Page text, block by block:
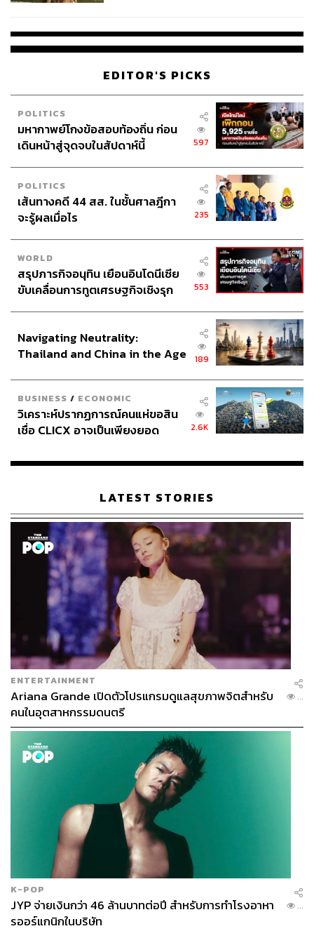
EDITOR'S PICKS
POLITICS
มหากาพย์โกงข้อสอบท้องถิ่น ก่อน
เดินหน้าสู่จุดจบในสัปดาห์นี้
597
POLITICS
เส้นทางคดี 44 สส. ในชั้นศาลฎีกา
จะรู้ผลเมื่อไร
235
WORLD
สรุปภารกิจอนุทิน เยือนอินโดนีเซีย
ขับเคลื่อนการทูตเศรษฐกิจเชิงรุก
553
Navigating Neutrality:
Thailand and China in the Age
189
BUSINESS / ECONOMIC
วิเคราะห์ปรากฏการณ์คนแห่ขอสิน
เชื่อ CLICX อาจเป็นเพียงยอด
เรือนไทยที่ถูกซุกไว้
2.6K
LATEST STORIES
ENTERTAINMENT
Ariana Grande เปิดตัวโปรแกรมดูแลสุขภาพจิตสำหรับ
คนในอุตสาหกรรมดนตรี
...
K-POP
JYP จ่ายเงินกว่า 46 ล้านบาทต่อปี สำหรับการทำโรงอาหา
รออร์แกนิกในบริษัท
...